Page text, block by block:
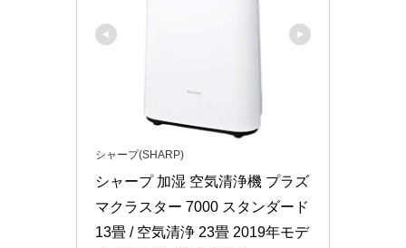
シャープ(SHARP)
シャープ 加湿 空気清浄機 プラズ
マクラスター 7000 スタンダード
13畳 / 空気清浄 23畳 2019年モデ